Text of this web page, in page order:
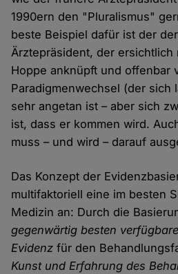
1990ern den "Pluralismus"
beste Beispiel dafür ist der
Ärztepräsident, der ersichtlich
Hoppe anknüpft und offenbar
Paradigmenwechsel (der sich
sehr angetan ist – aber sich
ist, dass er kommen wird.
muss – und wird – darauf
Das Konzept der
multifaktoriell eine im besten
Medizin an: Durch die
gegenwärtig besten
Evidenz für den
Kunst und Erfahrung des